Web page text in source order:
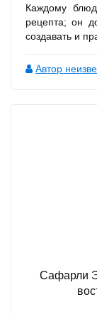
Каждому
рецепта; он
создавать и
Автор
Сафарли